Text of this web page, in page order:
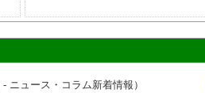
ニュース・コラム新着情報）